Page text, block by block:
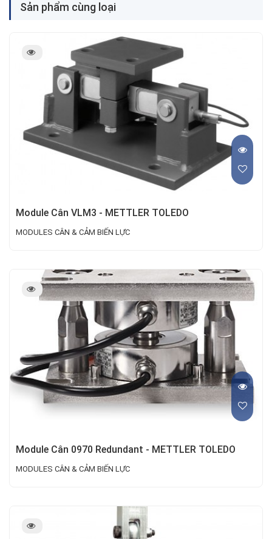
Sản phẩm cùng loại
Module Cân VLM3 - METTLER TOLEDO
MODULES CÂN & CẢM BIẾN LỰC
Module Cân 0970 Redundant - METTLER TOLEDO
MODULES CÂN & CẢM BIẾN LỰC